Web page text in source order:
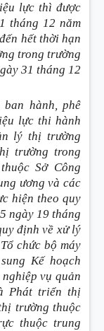
lực thì được
tháng 12 năm
hết thời hạn
trong trường
31 tháng 12
hành, phê
lực thi hành
lý thị trường
trường trong
Sở Công
ương và các
hiện theo quy
ngày 19 tháng
định về xử lý
chức bộ máy
Kế hoạch
vụ quản
Phát triển thị
trường thuộc
thuộc trung